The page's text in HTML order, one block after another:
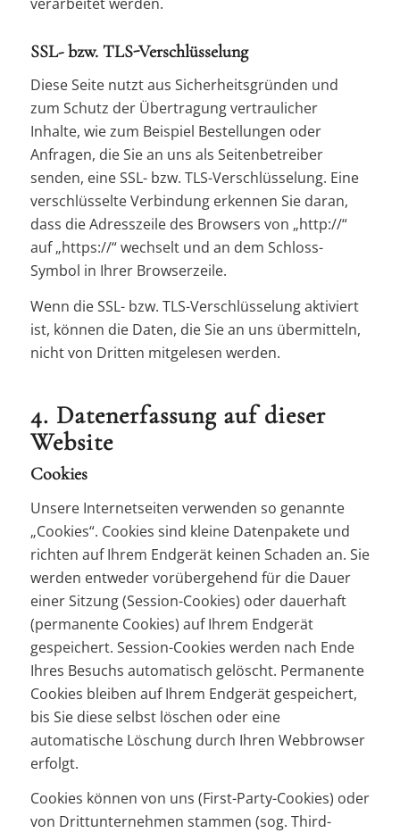
SSL- bzw. TLS-Verschlüsselung
Diese Seite nutzt aus Sicherheitsgründen und
zum Schutz der Übertragung vertraulicher
Inhalte, wie zum Beispiel Bestellungen oder
Anfragen, die Sie an uns als Seitenbetreiber
senden, eine SSL- bzw. TLS-Verschlüsselung. Eine
verschlüsselte Verbindung erkennen Sie daran,
dass die Adresszeile des Browsers von „http://“
auf „https://“ wechselt und an dem Schloss-
Symbol in Ihrer Browserzeile.
Wenn die SSL- bzw. TLS-Verschlüsselung aktiviert
ist, können die Daten, die Sie an uns übermitteln,
nicht von Dritten mitgelesen werden.
4. Datenerfassung auf dieser
Website
Cookies
Unsere Internetseiten verwenden so genannte
„Cookies“. Cookies sind kleine Datenpakete und
richten auf Ihrem Endgerät keinen Schaden an. Sie
werden entweder vorübergehend für die Dauer
einer Sitzung (Session-Cookies) oder dauerhaft
(permanente Cookies) auf Ihrem Endgerät
gespeichert. Session-Cookies werden nach Ende
Ihres Besuchs automatisch gelöscht. Permanente
Cookies bleiben auf Ihrem Endgerät gespeichert,
bis Sie diese selbst löschen oder eine
automatische Löschung durch Ihren Webbrowser
erfolgt.
Cookies können von uns (First-Party-Cookies) oder
von Drittunternehmen stammen (sog. Third-